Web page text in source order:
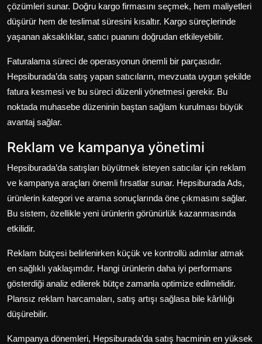
çözümleri sunar. Doğru kargo firmasını seçmek, hem maliyetleri
düşürür hem de teslimat süresini kısaltır. Kargo süreçlerinde
yaşanan aksaklıklar, satıcı puanını doğrudan etkileyebilir.
Faturalama süreci de operasyonun önemli bir parçasıdır.
Hepsiburada’da satış yapan satıcıların, mevzuata uygun şekilde
fatura kesmesi ve bu süreci düzenli yönetmesi gerekir. Bu
noktada muhasebe düzeninin baştan sağlam kurulması büyük
avantaj sağlar.
Reklam ve kampanya yönetimi
Hepsiburada’da satışları büyütmek isteyen satıcılar için reklam
ve kampanya araçları önemli fırsatlar sunar. Hepsiburada Ads,
ürünlerin kategori ve arama sonuçlarında öne çıkmasını sağlar.
Bu sistem, özellikle yeni ürünlerin görünürlük kazanmasında
etkilidir.
Reklam bütçesi belirlenirken küçük ve kontrollü adımlar atmak
en sağlıklı yaklaşımdır. Hangi ürünlerin daha iyi performans
gösterdiği analiz edilerek bütçe zamanla optimize edilmelidir.
Plansız reklam harcamaları, satış artışı sağlasa bile kârlılığı
düşürebilir.
Kampanya dönemleri, Hepsiburada’da satış hacminin en yüksek